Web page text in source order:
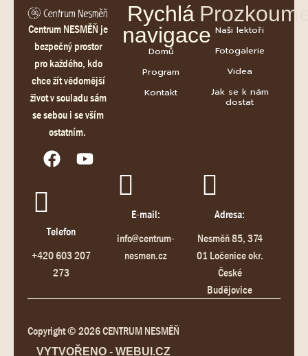
Centrum NESMĚŇ je
bezpečný prostor
pro každého, kdo
chce žít vědomější
život v souladu sám
se sebou i se vším
ostatním.
Rychlá
navigace
Domů
Program
Kontakt
Naši lektoři
Fotogalerie
Videa
Jak se k nám
dostat
Telefon
+420 603 207
273
E-mail:
info@centrum-
nesmen.cz
Adresa:
Nesměň 85, 374
01 Ločenice okr.
České
Budějovice
Copyright © 2026 CENTRUM NESMĚŇ
VYTVOŘENO - WEBUI.CZ